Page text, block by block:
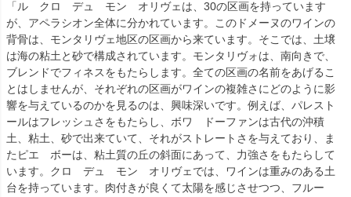
「ル クロ デュ モン オリヴェは、30の区画を持っています
が、アペラシオン全体に分かれています。このドメーヌのワインの
背骨は、モンタリヴェ地区の区画から来ています。そこでは、土壌
は海の粘土と砂で構成されています。モンタリヴォは、南向きで、
ブレンドでフィネスをもたらします。全ての区画の名前をあげるこ
とはしませんが、それぞれの区画がワインの複雑さにどのように影
響を与えているのかを見るのは、興味深いです。例えば、パレスト
ールはフレッシュさをもたらし、ボワ ドーファンは古代の沖積
土、粘土、砂で出来ていて、それがストレートさを与えており、ま
たピエ ボーは、粘土質の丘の斜面にあって、力強さをもたらして
います。クロ デュ モン オリヴェでは、ワインは重みのある土
台を持っています。肉付きが良くて太陽を感じさせつつ、フルー